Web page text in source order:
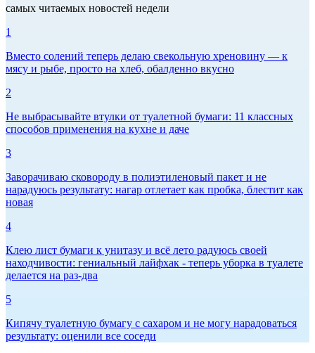
самых читаемых новостей недели
1
Вместо солений теперь делаю свекольную хреновину — к
мясу и рыбе, просто на хлеб, обалденно вкусно
2
Не выбрасывайте втулки от туалетной бумаги: 11 классных
способов применения на кухне и даче
3
Заворачиваю сковороду в полиэтиленовый пакет и не
нарадуюсь результату: нагар отлетает как пробка, блестит как
новая
4
Клею лист бумаги к унитазу и всё лето радуюсь своей
находчивости: гениальный лайфхак - теперь уборка в туалете
делается на раз-два
5
Кипячу туалетную бумагу с сахаром и не могу нарадоваться
результату: оценили все соседи